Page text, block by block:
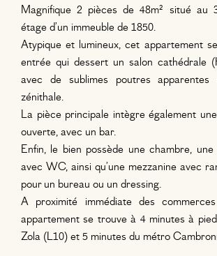
Magnifique 2 pièces de 48m² situé au
étage d’un immeuble de 1850.
Atypique et lumineux, cet appartement
entrée qui dessert un salon cathédrale
avec de sublimes poutres
zénithale.
La pièce principale intègre également
ouverte, avec un bar.
Enfin, le bien possède une chambre,
avec WC, ainsi qu’une mezzanine avec
pour un bureau ou un dressing.
A proximité immédiate des
appartement se trouve à 4 minutes à
Zola (L10) et 5 minutes du métro